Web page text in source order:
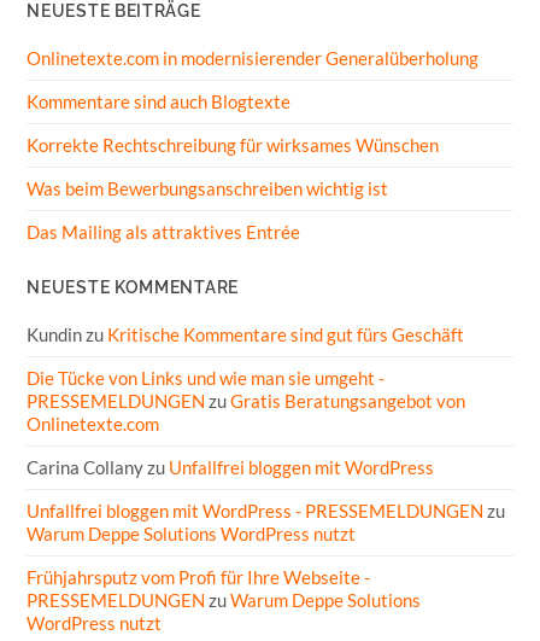
NEUESTE BEITRÄGE
Onlinetexte.com in modernisierender Generalüberholung
Kommentare sind auch Blogtexte
Korrekte Rechtschreibung für wirksames Wünschen
Was beim Bewerbungsanschreiben wichtig ist
Das Mailing als attraktives Entrée
NEUESTE KOMMENTARE
Kundinzu Kritische Kommentare sind gut fürs Geschäft
Die Tücke von Links und wie man sie umgeht -
PRESSEMELDUNGEN zuGratis Beratungsangebot von
Onlinetexte.com
Carina Collanyzu Unfallfrei bloggen mit WordPress
Unfallfrei bloggen mit WordPress - PRESSEMELDUNGEN zu
Warum Deppe Solutions WordPress nutzt
Frühjahrsputz vom Profi für Ihre Webseite -
PRESSEMELDUNGEN zuWarum Deppe Solutions
WordPress nutzt